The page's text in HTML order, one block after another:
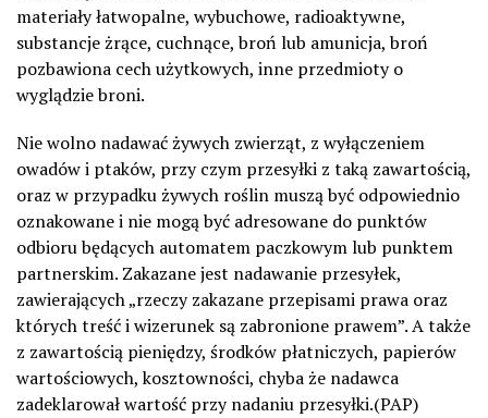
materiały łatwopalne, wybuchowe, radioaktywne,
substancje żrące, cuchnące, broń lub amunicja, broń
pozbawiona cech użytkowych, inne przedmioty o
wyglądzie broni.
Nie wolno nadawać żywych zwierząt, z wyłączeniem
owadów i ptaków, przy czym przesyłki z taką zawartością,
oraz w przypadku żywych roślin muszą być odpowiednio
oznakowane i nie mogą być adresowane do punktów
odbioru będących automatem paczkowym lub punktem
partnerskim. Zakazane jest nadawanie przesyłek,
zawierających „rzeczy zakazane przepisami prawa oraz
których treść i wizerunek są zabronione prawem”. A także
z zawartością pieniędzy, środków płatniczych, papierów
wartościowych, kosztowności, chyba że nadawca
zadeklarował wartość przy nadaniu przesyłki.(PAP)